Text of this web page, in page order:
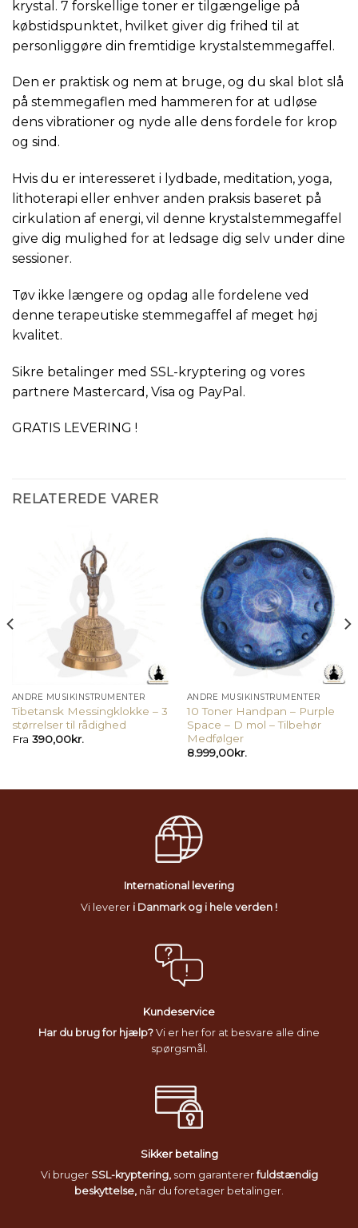
krystal. 7 forskellige toner er tilgængelige på
købstidspunktet, hvilket giver dig frihed til at
personliggøre din fremtidige krystalstemmegaffel.
Den er praktisk og nem at bruge, og du skal blot slå
på stemmegaflen med hammeren for at udløse
dens vibrationer og nyde alle dens fordele for krop
og sind.
Hvis du er interesseret i lydbade, meditation, yoga,
lithoterapi eller enhver anden praksis baseret på
cirkulation af energi, vil denne krystalstemmegaffel
give dig mulighed for at ledsage dig selv under dine
sessioner.
Tøv ikke længere og opdag alle fordelene ved
denne terapeutiske stemmegaffel af meget høj
kvalitet.
Sikre betalinger med SSL-kryptering og vores
partnere Mastercard, Visa og PayPal.
GRATIS LEVERING !
RELATEREDE VARER
ANDRE MUSIKINSTRUMENTER
Tibetansk Messingklokke – 3
størrelser til rådighed
Fra 390,00kr.
ANDRE MUSIKINSTRUMENTER
10 Toner Handpan – Purple
Space – D mol – Tilbehør
Medfølger
8.999,00kr.
International levering
Vi leverer i Danmark og i hele verden !
Kundeservice
Har du brug for hjælp? Vi er her for at besvare alle dine
spørgsmål.
Sikker betaling
Vi bruger SSL-kryptering,som garantererfuldstændig
beskyttelse, når du foretager betalinger.